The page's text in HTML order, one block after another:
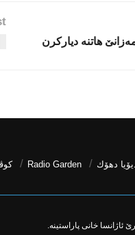
هاتنە دیارکرن
دهۆك Radio Garden
ئاژانسا خانی پاراستینه‌.